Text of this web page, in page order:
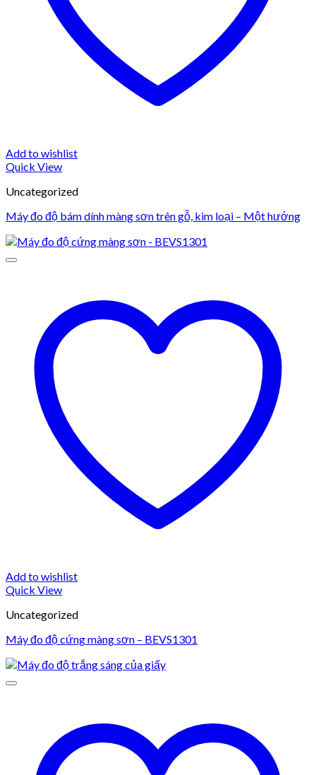
Add to wishlist
Quick View
Uncategorized
Máy đo độ bám dính màng sơn trên gỗ, kim loại – Một hướng
Add to wishlist
Quick View
Uncategorized
Máy đo độ cứng màng sơn – BEVS1301